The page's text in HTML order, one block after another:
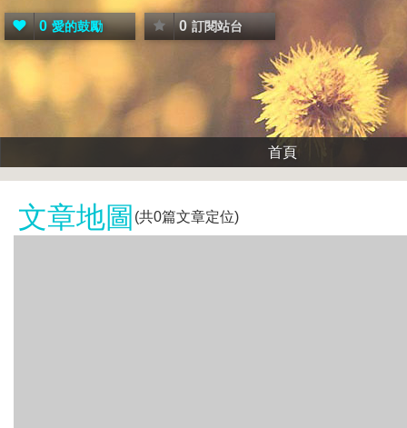
0 愛的鼓勵 0 訂閱站台
首頁
文章地圖 (共0篇文章定位)